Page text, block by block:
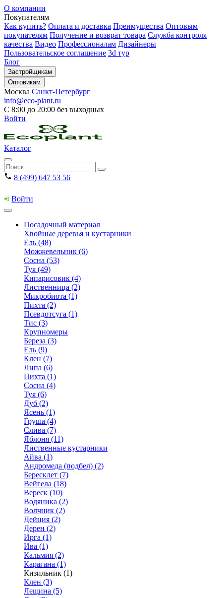
О компании
Покупателям
Как купить? Оплата и доставка Преимущества Оптовым
покупателям Получение и возврат товара Служба контроля
качества Видео Профессионалам Дизайнеры
Пользовательское соглашение 3d тур
Блог
Застройщикам
Оптовикам
Москва Санкт-Петербург
info@eco-plant.ru
С 8:00 до 20:00 без выходных
Войти
Каталог
8 (499) 647 53 56
Войти
Посадочный материал
Хвойные деревья и кустарники
Ель (48)
Можжевельник (6)
Сосна (53)
Туя (49)
Кипарисовик (4)
Лиственница (2)
Микробиота (1)
Пихта (2)
Псевдотсуга (1)
Тис (3)
Крупномеры
Береза (3)
Ель (9)
Клен (7)
Липа (6)
Пихта (1)
Сосна (4)
Туя (6)
Дуб (2)
Ясень (1)
Груша (4)
Слива (7)
Яблоня (11)
Лиственные кустарники
Айва (1)
Андромеда (подбел) (2)
Бересклет (7)
Вейгела (18)
Вереск (10)
Водяника (2)
Волчник (2)
Дейция (2)
Дерен (2)
Ирга (1)
Ива (1)
Кальмия (2)
Карагана (1)
Кизильник (1)
Клен (3)
Лещина (5)